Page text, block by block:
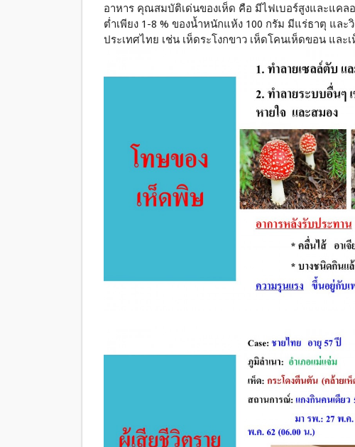
อาหาร คุณสมบัติเด่นของเห็ด คือ มีไฟเบอร์สูงและแ
ต่ำเพียง 1-8 % ของน้ำหนักแห้ง 100 กรัม มีแร่ธาตุ แล
ประเทศไทย เช่น เห็ดระโงกขาว เห็ดโคนเห็ดขอน และ